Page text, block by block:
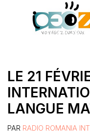
LE 21
LANGUE
PAR RADIO ROMANIA